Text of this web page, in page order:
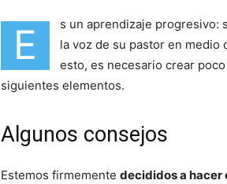
E
s un aprendizaje progresivo:
la voz de su pastor en medio
esto, es necesario crear
siguientes elementos.
Algunos consejos
Estemos firmemente decididos a hacer